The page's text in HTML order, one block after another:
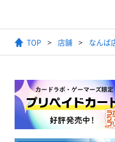
TOP 店舗 なんば